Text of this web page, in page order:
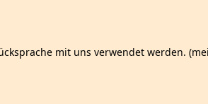
mit uns verwendet werden.